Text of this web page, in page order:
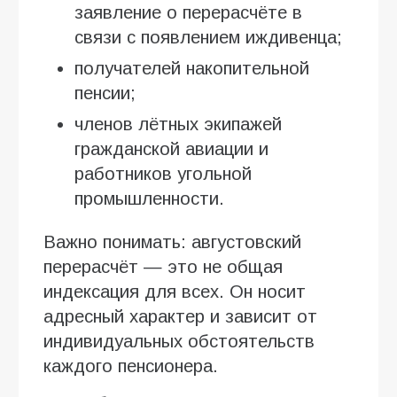
заявление о перерасчёте в
связи с появлением иждивенца;
получателей накопительной
пенсии;
членов лётных экипажей
гражданской авиации и
работников угольной
промышленности.
Важно понимать: августовский
перерасчёт — это не общая
индексация для всех. Он носит
адресный характер и зависит от
индивидуальных обстоятельств
каждого пенсионера.